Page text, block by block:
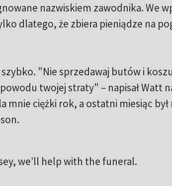
nazwiskiem zawodnika. We
dlatego, że zbiera pieniądze na
szybko. "Nie sprzedawaj butów i
twojej straty" – napisał Watt
mnie ciężki rok, a ostatni miesiąc
we’ll help with the funeral.